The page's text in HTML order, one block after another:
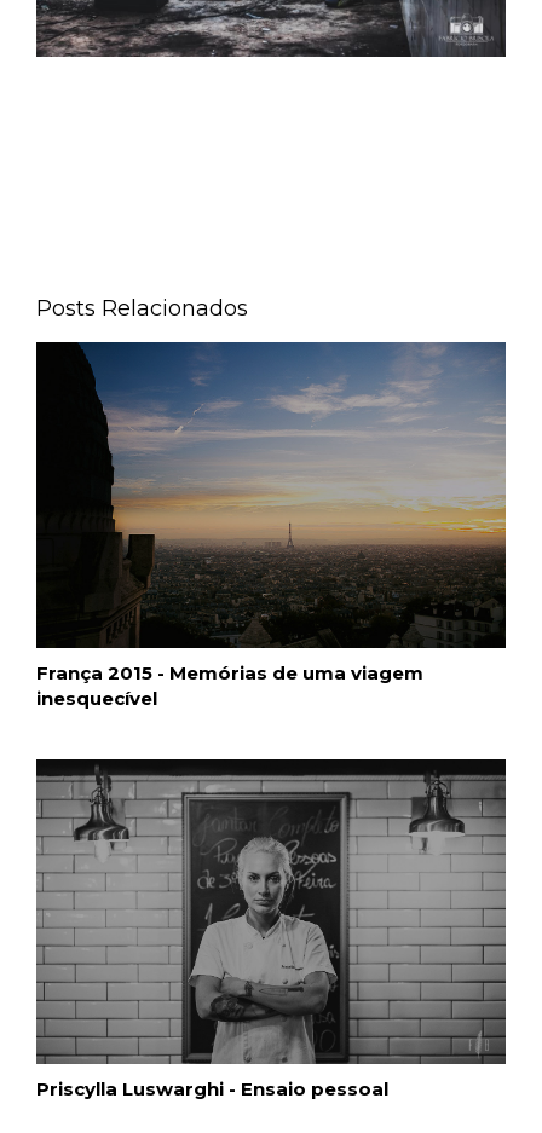
Posts Relacionados
França 2015 - Memórias de uma viagem
inesquecível
Priscylla Luswarghi - Ensaio pessoal